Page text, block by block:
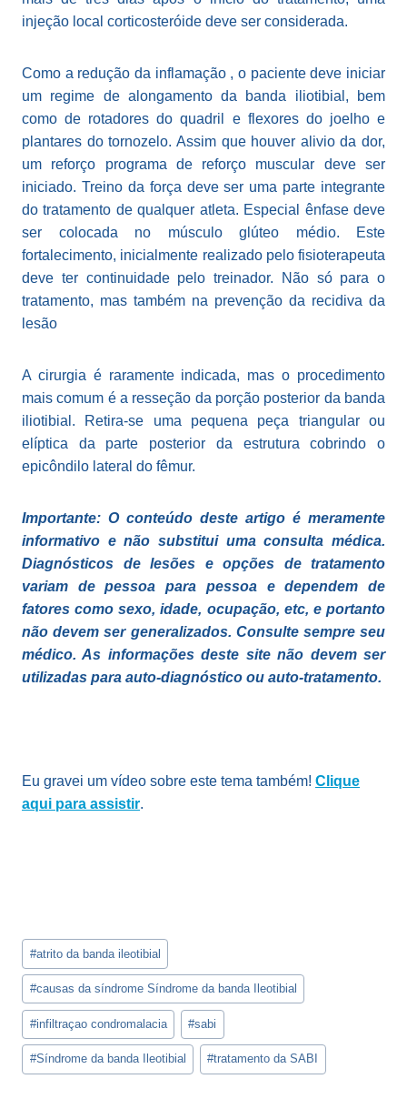
injeção local corticosteróide deve ser considerada.
Como a redução da inflamação , o paciente deve iniciar
um regime de alongamento da banda iliotibial, bem
como de rotadores do quadril e flexores do joelho e
plantares do tornozelo. Assim que houver alivio da dor,
um reforço programa de reforço muscular deve ser
iniciado. Treino da força deve ser uma parte integrante
do tratamento de qualquer atleta. Especial ênfase deve
ser colocada no músculo glúteo médio. Este
fortalecimento, inicialmente realizado pelo fisioterapeuta
deve ter continuidade pelo treinador. Não só para o
tratamento, mas também na prevenção da recidiva da
lesão
A cirurgia é raramente indicada, mas o procedimento
mais comum é a resseção da porção posterior da banda
iliotibial. Retira-se uma pequena peça triangular ou
elíptica da parte posterior da estrutura cobrindo o
epicôndilo lateral do fêmur.
Importante: O conteúdo deste artigo é meramente
informativo e não substitui uma consulta médica.
Diagnósticos de lesões e opções de tratamento
variam de pessoa para pessoa e dependem de
fatores como sexo, idade, ocupação, etc, e portanto
não devem ser generalizados. Consulte sempre seu
médico. As informações deste site não devem ser
utilizadas para auto-diagnóstico ou auto-tratamento.
Eu gravei um vídeo sobre este tema também! Clique
aqui para assistir.
Tags
do
Post:
#atrito da banda ileotibial
#causas da síndrome Síndrome da banda Ileotibial
#infiltraçao condromalacia #sabi
#Síndrome da banda Ileotibial #tratamento da SABI